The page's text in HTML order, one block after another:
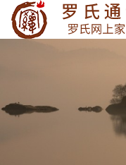
SKIP TO CONTENT